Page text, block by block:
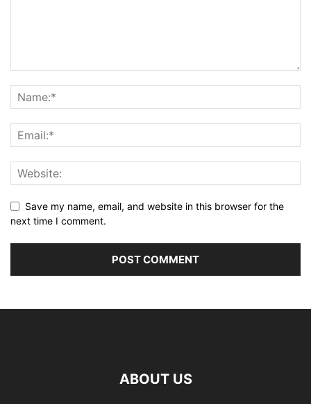
Save my name, email, and website in this browser for the
next time I comment.
ABOUT US